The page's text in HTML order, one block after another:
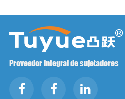
Proveedor integral de sujetadores